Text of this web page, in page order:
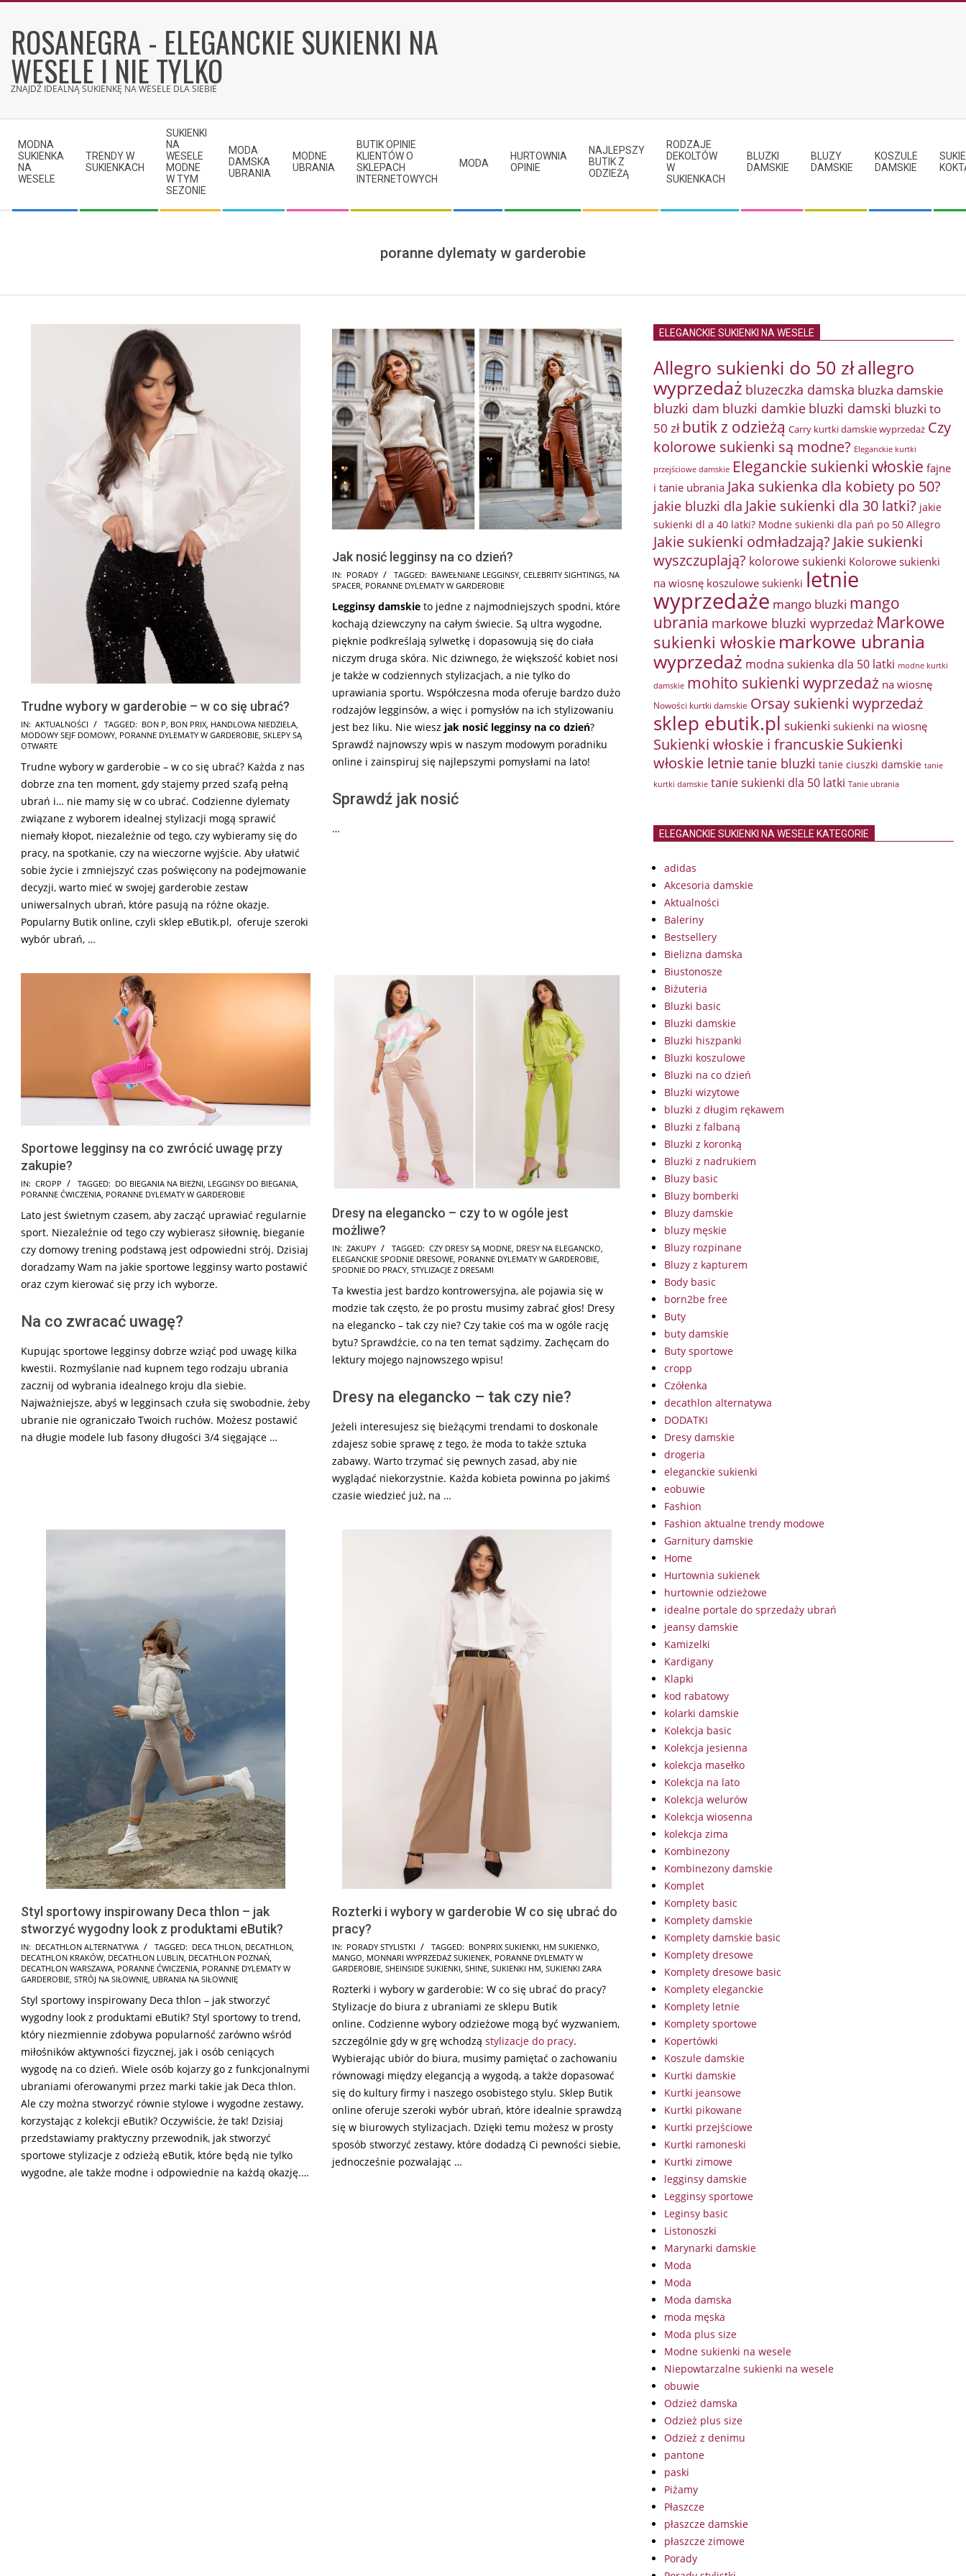
contentROSANEGRA - ELEGANCKIE SUKIENKI NA
WESELE I NIE TYLKO
ZNAJDŹ IDEALNĄ SUKIENKĘ NA WESELE DLA SIEBIE
Navigation
Menu
MODNA
SUKIENKA
NA
WESELE
TRENDY W
SUKIENKACH
SUKIENKI
NA
WESELE
MODNE
W TYM
SEZONIE
MODA
DAMSKA
UBRANIA
MODNE
UBRANIA
BUTIK OPINIE
KLIENTÓW O
SKLEPACH
INTERNETOWYCH
MODA
HURTOWNIA
OPINIE
NAJLEPSZY
BUTIK Z
ODZIEŻĄ
RODZAJE
DEKOLTÓW
W
SUKIENKACH
BLUZKI
DAMSKIE
BLUZY
DAMSKIE
KOSZULE
DAMSKIE
poranne dylematy w garderobie
Trudne wybory w garderobie – w co się ubrać?
2026-
02-
IN: AKTUALNOŚCI TAGGED: BON P, BON PRIX, HANDLOWA NIEDZIELA,
MODOWY SEJF DOMOWY, PORANNE DYLEMATY W GARDEROBIE, SKLEPY SĄ
OTWARTE
Trudne wybory w garderobie – w co się ubrać? Każda z nas
dobrze zna ten moment, gdy stajemy przed szafą pełną
ubrań i… nie mamy się w co ubrać. Codzienne dylematy
związane z wyborem idealnej stylizacji mogą sprawić
niemały kłopot, niezależnie od tego, czy wybieramy się do
pracy, na spotkanie, czy na wieczorne wyjście. Aby ułatwić
sobie życie i zmniejszyć czas poświęcony na podejmowanie
decyzji, warto mieć w swojej garderobie zestaw
uniwersalnych ubrań, które pasują na różne okazje.
Popularny Butik online, czyli sklep eButik.pl, oferuje szeroki
wybór ubrań, …
Jak nosić legginsy na co dzień?
2025-
07-
28
IN: PORADY TAGGED: BAWEŁNIANE LEGGINSY, CELEBRITY SIGHTINGS, NA
SPACER, PORANNE DYLEMATY W GARDEROBIE
Legginsy damskie to jedne z najmodniejszych spodni, które
kochają dziewczyny na całym świecie. Są ultra wygodne,
pięknie podkreślają sylwetkę i dopasowują się do ciała
niczym druga skóra. Nic dziwnego, że większość kobiet nosi
je także w codziennych stylizacjach, a nie tylko do
uprawiania sportu. Współczesna moda oferuje bardzo dużo
rodzajów legginsów, a więc i pomysłów na ich stylizowaniu
jest bez liku. Nie wiesz jak nosić legginsy na co dzień?
Sprawdź najnowszy wpis w naszym modowym poradniku
online i zainspiruj się najlepszymi pomysłami na lato!
Sprawdź jak nosić
…
Sportowe legginsy na co zwrócić uwagę przy
zakupie?
2025-
07-
14
IN: CROPP TAGGED: DO BIEGANIA NA BIEŻNI, LEGGINSY DO BIEGANIA,
PORANNE ĆWICZENIA, PORANNE DYLEMATY W GARDEROBIE
Lato jest świetnym czasem, aby zacząć uprawiać regularnie
sport. Niezależnie od tego czy wybierasz siłownię, bieganie
czy domowy trening podstawą jest odpowiedni strój. Dzisiaj
doradzamy Wam na jakie sportowe legginsy warto postawić
oraz czym kierować się przy ich wyborze.
Na co zwracać uwagę?
Kupując sportowe legginsy dobrze wziąć pod uwagę kilka
kwestii. Rozmyślanie nad kupnem tego rodzaju ubrania
zacznij od wybrania idealnego kroju dla siebie.
Najważniejsze, abyś w legginsach czuła się swobodnie, żeby
ubranie nie ograniczało Twoich ruchów. Możesz postawić
na długie modele lub fasony długości 3/4 sięgające …
Dresy na elegancko – czy to w ogóle jest
możliwe?
2025-
07-
IN: ZAKUPY TAGGED: CZY DRESY SĄ MODNE, DRESY NA ELEGANCKO,
ELEGANCKIE SPODNIE DRESOWE, PORANNE DYLEMATY W GARDEROBIE,
SPODNIE DO PRACY, STYLIZACJE Z DRESAMI
Ta kwestia jest bardzo kontrowersyjna, ale pojawia się w
modzie tak często, że po prostu musimy zabrać głos! Dresy
na elegancko – tak czy nie? Czy takie coś ma w ogóle rację
bytu? Sprawdźcie, co na ten temat sądzimy. Zachęcam do
lektury mojego najnowszego wpisu!
Dresy na elegancko – tak czy nie?
Jeżeli interesujesz się bieżącymi trendami to doskonale
zdajesz sobie sprawę z tego, że moda to także sztuka
zabawy. Warto trzymać się pewnych zasad, aby nie
wyglądać niekorzystnie. Każda kobieta powinna po jakimś
czasie wiedzieć już, na …
Styl sportowy inspirowany Deca thlon – jak
stworzyć wygodny look z produktami eButik?
2025-
01-
14
IN: DECATHLON ALTERNATYWA TAGGED: DECA THLON DECATHLON
DECATHLON KRAKÓW DECATHLON LUBLIN DECATHLON POZNAŃ
DECATHLON WARSZAWA PORANNE ĆWICZENIA PORANNE DYLEMATY W
GARDEROBIE STRÓJ NA SIŁOWNIĘ UBRANIA NA SIŁOWNIĘ
Styl sportowy inspirowany Deca thlon – jak stworzyć
wygodny look z produktami eButik? Styl sportowy to trend,
który niezmiennie zdobywa popularność zarówno wśród
miłośników aktywności fizycznej, jak i osób ceniących
wygodę na co dzień. Wiele osób kojarzy go z funkcjonalnymi
ubraniami oferowanymi przez marki takie jak Deca thlon.
Ale czy można stworzyć równie stylowe i wygodne zestawy,
korzystając z kolekcji eButik? Oczywiście, że tak! Dzisiaj
przedstawiamy praktyczny przewodnik, jak stworzyć
sportowe stylizacje z odzieżą eButik, które będą nie tylko
wygodne, ale także modne i odpowiednie na każdą okazję.…
Rozterki i wybory w garderobie W co się ubrać do
pracy?
2024-
11-
IN: PORADY STYLISTKI TAGGED: BONPRIX SUKIENKI, HM SUKIENKO,
MANGO, MONNARI WYPRZEDAŻ SUKIENEK, PORANNE DYLEMATY W
GARDEROBIE, SHEINSIDE SUKIENKI, SHINE, SUKIENKI HM, SUKIENKI ZARA
Rozterki i wybory w garderobie: W co się ubrać do pracy?
Stylizacje do biura z ubraniami ze sklepu Butik
online. Codzienne wybory odzieżowe mogą być wyzwaniem,
szczególnie gdy w grę wchodzą stylizacje do pracy.
Wybierając ubiór do biura, musimy pamiętać o zachowaniu
równowagi między elegancją a wygodą, a także dopasować
się do kultury firmy i naszego osobistego stylu. Sklep Butik
online oferuje szeroki wybór ubrań, które idealnie sprawdzą
się w biurowych stylizacjach. Dzięki temu możesz w prosty
sposób stworzyć zestawy, które dodadzą Ci pewności siebie,
jednocześnie pozwalając …
ELEGANCKIE SUKIENKI NA WESELE
Allegro sukienki do 50 złallegro
wyprzedaż bluzeczka damska bluzka damskie
bluzki dam bluzki damkie bluzki damski bluzki to
50 zł butik z odzieżą Carry kurtki damskie wyprzedaż Czy
kolorowe sukienki są modne? Eleganckie kurtki
przejściowe damskie Eleganckie sukienki włoskie fajne
i tanie ubrania Jaka sukienka dla kobiety po 50?
jakie bluzki dla Jakie sukienki dla 30 latki? jakie
sukienki dl a 40 latki? Modne sukienki dla pań po 50 Allegro
Jakie sukienki odmładzają? Jakie sukienki
wyszczuplają? kolorowe sukienki Kolorowe sukienki
na wiosnę koszulowe sukienki letnie
wyprzedaże mango bluzki mango
ubrania markowe bluzki wyprzedaż Markowe
sukienki włoskie markowe ubrania
wyprzedaż modna sukienka dla 50 latki modne kurtki
damskie mohito sukienki wyprzedaż na wiosnę
Nowości kurtki damskie Orsay sukienki wyprzedaż
sklep ebutik.pl sukienki sukienki na wiosnę
Sukienki włoskie i francuskieSukienki
włoskie letnietanie bluzki tanie ciuszki damskie tanie
kurtki damskie tanie sukienki dla 50 latki Tanie ubrania
ELEGANCKIE SUKIENKI NA WESELE KATEGORIE
adidas
Akcesoria damskie
Aktualności
Baleriny
Bestsellery
Bielizna damska
Biustonosze
Biżuteria
Bluzki basic
Bluzki damskie
Bluzki hiszpanki
Bluzki koszulowe
Bluzki na co dzień
Bluzki wizytowe
bluzki z długim rękawem
Bluzki z falbaną
Bluzki z koronką
Bluzki z nadrukiem
Bluzy basic
Bluzy bomberki
Bluzy damskie
bluzy męskie
Bluzy rozpinane
Bluzy z kapturem
Body basic
born2be free
Buty
buty damskie
Buty sportowe
cropp
Czółenka
decathlon alternatywa
DODATKI
Dresy damskie
drogeria
eleganckie sukienki
eobuwie
Fashion
Fashion aktualne trendy modowe
Garnitury damskie
Home
Hurtownia sukienek
hurtownie odzieżowe
idealne portale do sprzedaży ubrań
jeansy damskie
Kamizelki
Kardigany
Klapki
kod rabatowy
kolarki damskie
Kolekcja basic
Kolekcja jesienna
kolekcja masełko
Kolekcja na lato
Kolekcja welurów
Kolekcja wiosenna
kolekcja zima
Kombinezony
Kombinezony damskie
Komplet
Komplety basic
Komplety damskie
Komplety damskie basic
Komplety dresowe
Komplety dresowe basic
Komplety eleganckie
Komplety letnie
Komplety sportowe
Kopertówki
Koszule damskie
Kurtki damskie
Kurtki jeansowe
Kurtki pikowane
Kurtki przejściowe
Kurtki ramoneski
Kurtki zimowe
legginsy damskie
Legginsy sportowe
Leginsy basic
Listonoszki
Marynarki damskie
Moda
Moda
Moda damska
moda męska
Moda plus size
Modne sukienki na wesele
Niepowtarzalne sukienki na wesele
obuwie
Odzież damska
Odzież plus size
Odzież z denimu
pantone
paski
Piżamy
Płaszcze
płaszcze damskie
płaszcze zimowe
Porady